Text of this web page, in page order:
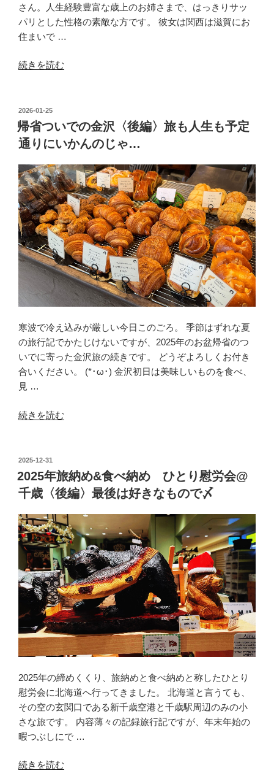
ぶ
ら”
の
さん。人生経験豊富な歳上のお姉さまで、はっきりサッ
パリとした性格の素敵な方です。 彼女は関西は滋賀にお
住まいで …
“こ
時
だ
か
ら…
滋
賀
〈vol.1〉
想
像
以
上
琶
と
近
江
八
幡”
続きを読む
投
稿
日:
2026-01-25
帰省ついでの金沢〈後編〉旅も人生も予定
通りにいかんのじゃ…
寒波で冷え込みが厳しい今日このごろ。 季節はずれな夏
の旅行記でかたじけないですが、2025年のお盆帰省のつ
いでに寄った金沢旅の続きです。 どうぞよろしくお付き
合いください。 (*･ω･) 金沢初日は美味しいものを食べ、
見 …
“帰
い
で
の
金
沢
〈後
編〉
も
人
も
予
定
り
に
い
か
ん
じ
続きを読む
投
稿
日:
2025-12-31
2025年旅納め&食べ納め ひとり慰労会@
千歳〈後編〉最後は好きなもので〆
2025年の締めくくり、旅納めと食べ納めと称したひとり
慰労会に北海道へ行ってきました。 北海道と言うても、
その空の玄関口である新千歳空港と千歳駅周辺のみの小
さな旅です。 内容薄々の記録旅行記ですが、年末年始の
暇つぶしにで …
“2025
続きを読む